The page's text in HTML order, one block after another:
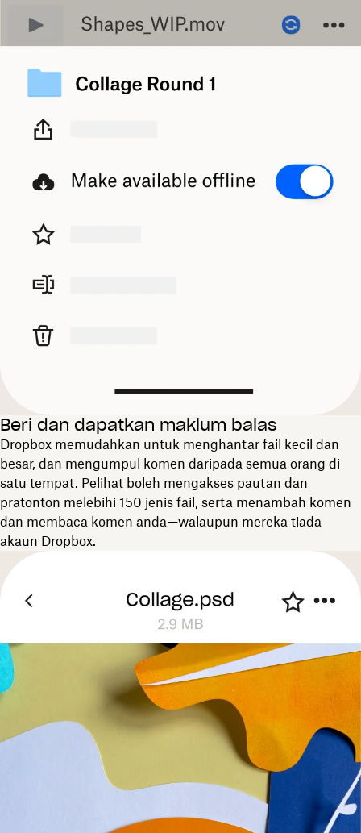
Beri dan dapatkan maklum balas
Dropbox memudahkan untuk menghantar fail kecil dan
besar, dan mengumpul komen daripada semua orang di
satu tempat. Pelihat boleh mengakses pautan dan
pratonton melebihi 150 jenis fail, serta menambah komen
dan membaca komen anda—walaupun mereka tiada
akaun Dropbox.